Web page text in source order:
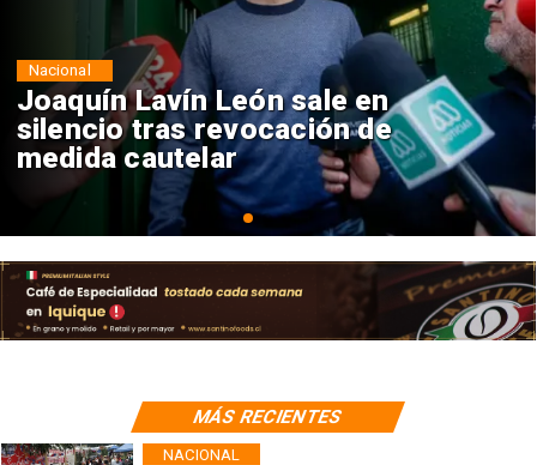
Chile y Venezuela formalizan
reinicio de relaciones
consulares
Nacional
NACIONAL
MÁS RECIENTES